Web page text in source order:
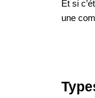
Et si
une